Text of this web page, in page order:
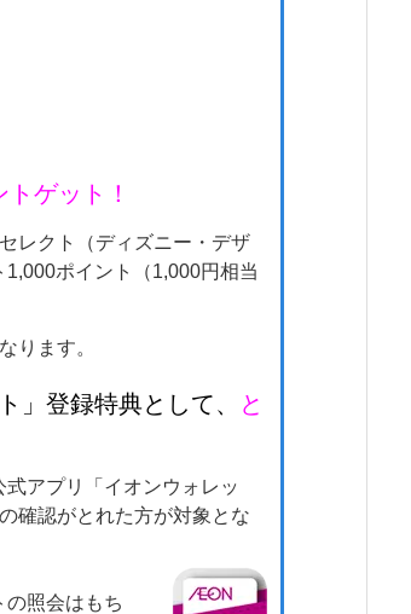
ゲット！
レクト（ディズニー・デザ
ポイント（1,000円相当
ります。
登録特典として、
と
アプリ「イオンウォレッ
確認がとれた方が対象とな
照会はもち